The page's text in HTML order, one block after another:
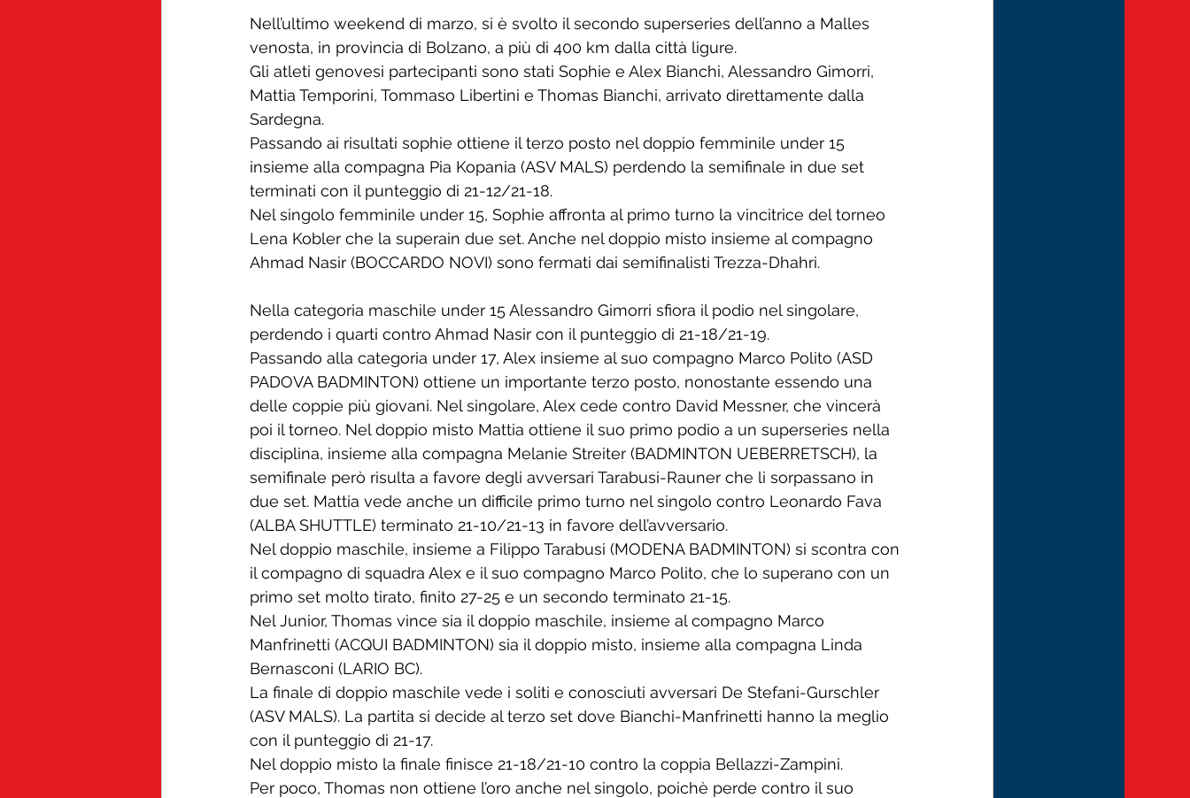
Nell’ultimo weekend di marzo, si è svolto il secondo superseries dell’anno a Malles
venosta, in provincia di Bolzano, a più di 400 km dalla città ligure.
Gli atleti genovesi partecipanti sono stati Sophie e Alex Bianchi, Alessandro Gimorri,
Mattia Temporini, Tommaso Libertini e Thomas Bianchi, arrivato direttamente dalla
Sardegna.
Passando ai risultati sophie ottiene il terzo posto nel doppio femminile under 15
insieme alla compagna Pia Kopania (ASV MALS) perdendo la semifinale in due set
terminati con il punteggio di 21-12/21-18.
Nel singolo femminile under 15, Sophie affronta al primo turno la vincitrice del torneo
Lena Kobler che la superain due set. Anche nel doppio misto insieme al compagno
Ahmad Nasir (BOCCARDO NOVI) sono fermati dai semifinalisti Trezza-Dhahri.
Nella categoria maschile under 15 Alessandro Gimorri sfiora il podio nel singolare,
perdendo i quarti contro Ahmad Nasir con il punteggio di 21-18/21-19.
Passando alla categoria under 17, Alex insieme al suo compagno Marco Polito (ASD
PADOVA BADMINTON) ottiene un importante terzo posto, nonostante essendo una
delle coppie più giovani. Nel singolare, Alex cede contro David Messner, che vincerà
poi il torneo. Nel doppio misto Mattia ottiene il suo primo podio a un superseries nella
disciplina, insieme alla compagna Melanie Streiter (BADMINTON UEBERRETSCH), la
semifinale però risulta a favore degli avversari Tarabusi-Rauner che li sorpassano in
due set. Mattia vede anche un difficile primo turno nel singolo contro Leonardo Fava
(ALBA SHUTTLE) terminato 21-10/21-13 in favore dell’avversario.
Nel doppio maschile, insieme a Filippo Tarabusi (MODENA BADMINTON) si scontra con
il compagno di squadra Alex e il suo compagno Marco Polito, che lo superano con un
primo set molto tirato, finito 27-25 e un secondo terminato 21-15.
Nel Junior, Thomas vince sia il doppio maschile, insieme al compagno Marco
Manfrinetti (ACQUI BADMINTON) sia il doppio misto, insieme alla compagna Linda
Bernasconi (LARIO BC).
La finale di doppio maschile vede i soliti e conosciuti avversari De Stefani-Gurschler
(ASV MALS). La partita si decide al terzo set dove Bianchi-Manfrinetti hanno la meglio
con il punteggio di 21-17.
Nel doppio misto la finale finisce 21-18/21-10 contro la coppia Bellazzi-Zampini.
Per poco, Thomas non ottiene l’oro anche nel singolo, poichè perde contro il suo